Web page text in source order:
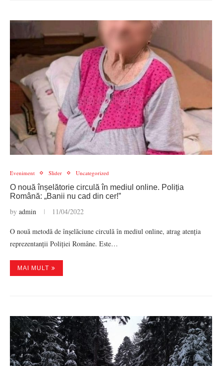
Eveniment Slider Uncategorized
O nouă înșelătorie circulă în mediul online. Poliția
Română: „Banii nu cad din cer!”
by admin 11/04/2022
O nouă metodă de înșelăciune circulă în mediul online, atrag atenția
reprezentanții Poliției Române. Este…
MAI MULT